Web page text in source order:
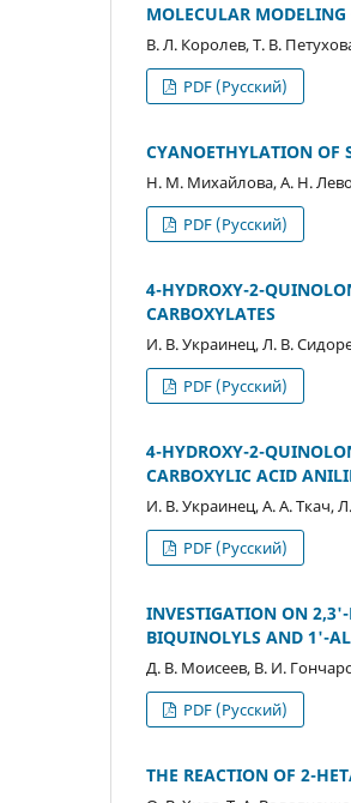
MOLECULAR
В. Л. Королев, Т. В.
PDF (Русский)
CYANOETHYLATION OF
Н. М. Михайлова, А. Н.
PDF (Русский)
4-HYDROXY-2-
CARBOXYLATES
И. В. Украинец, Л. В.
PDF (Русский)
4-HYDROXY-2-
CARBOXYLIC ACID
И. В. Украинец, А. А. Ткач,
PDF (Русский)
INVESTIGATION ON
BIQUINOLYLS AND 1'-
Д. В. Моисеев, В. И.
PDF (Русский)
THE REACTION OF 2-